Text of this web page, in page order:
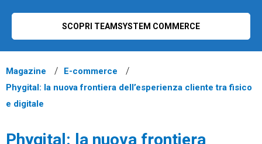
SCOPRI TEAMSYSTEM COMMERCE
Magazine
E-commerce
Phygital: la nuova frontiera dell’esperienza cliente tra fisico
e digitale
Phygital: la nuova frontiera